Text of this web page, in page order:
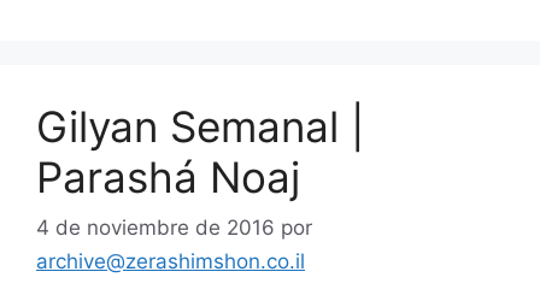
Gilyan Semanal |
Parashá Noaj
4 de noviembre de 2016 por
archive@zerashimshon.co.il